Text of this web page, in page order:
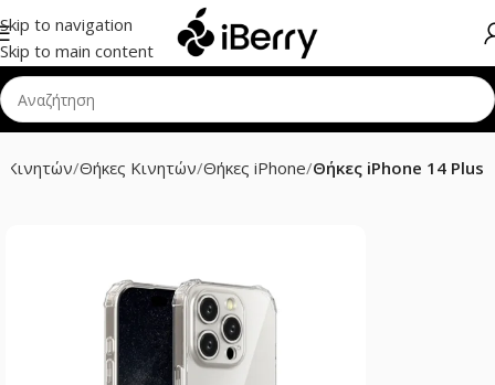
Skip to navigation
Skip to main content
Κινητών Θήκες Κινητών Θήκες iPhone Θήκες iPhone 14 Plus